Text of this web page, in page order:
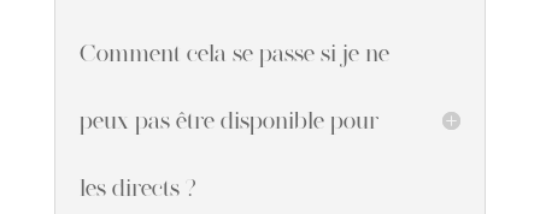
Comment cela se passe si je ne
peux pas être disponible pour
les directs ?